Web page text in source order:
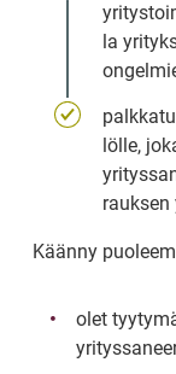
la
lölle,
rauksen
Käänny
olet